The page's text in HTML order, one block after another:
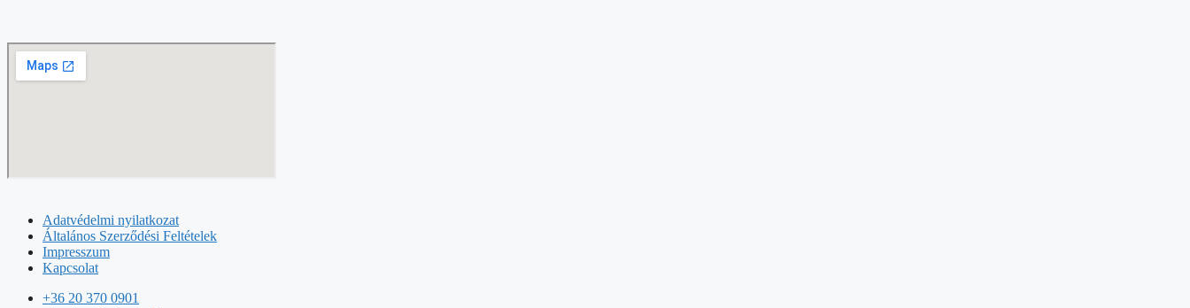
Adatvédelmi nyilatkozat
Általános Szerződési Feltételek
Impresszum
Kapcsolat
+36 20 370 0901